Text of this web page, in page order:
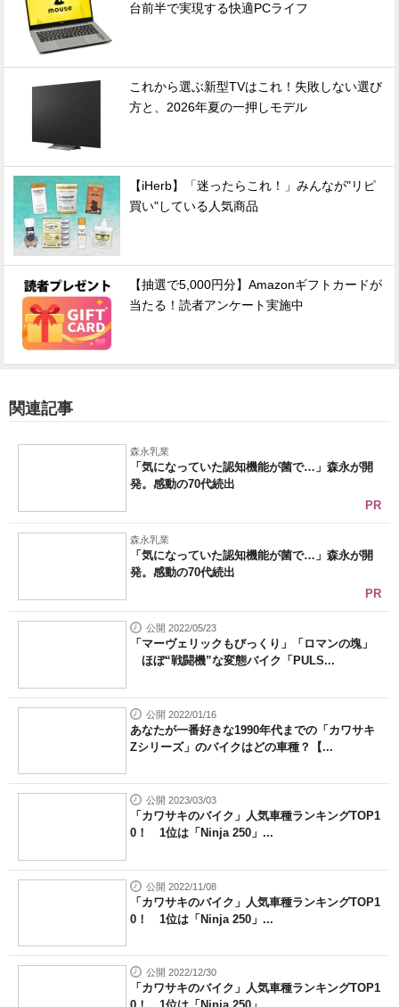
台前半で実現する快適PCライフ
これから選ぶ新型TVはこれ！失敗しない選び
方と、2026年夏の一押しモデル
【iHerb】「迷ったらこれ！」みんなが"リピ
買い"している人気商品
【抽選で5,000円分】Amazonギフトカードが
当たる！読者アンケート実施中
関連記事
森永乳業
「気になっていた認知機能が菌で…」森永が開
発。感動の70代続出
PR
森永乳業
「気になっていた認知機能が菌で…」森永が開
発。感動の70代続出
PR
公開 2022/05/23
「マーヴェリックもびっくり」「ロマンの塊」
ほぼ“戦闘機”な変態バイク「PULS...
公開 2022/01/16
あなたが一番好きな1990年代までの「カワサキ
Zシリーズ」のバイクはどの車種？【...
公開 2023/03/03
「カワサキのバイク」人気車種ランキングTOP1
0！ 1位は「Ninja 250」...
公開 2022/11/08
「カワサキのバイク」人気車種ランキングTOP1
0！ 1位は「Ninja 250」...
公開 2022/12/30
「カワサキのバイク」人気車種ランキングTOP1